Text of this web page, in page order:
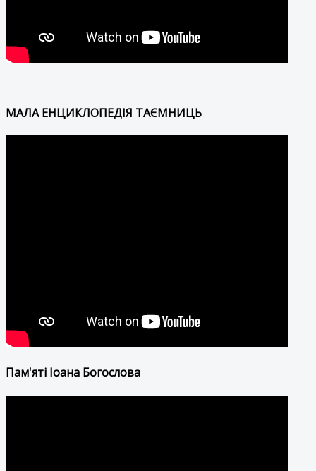
МАЛА ЕНЦИКЛОПЕДІЯ ТАЄМНИЦЬ
Пам'яті Іоана Богослова